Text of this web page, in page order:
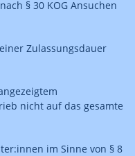
§ 30 KOG Ansuchen
Zulassungsdauer
nicht auf das gesamte
im Sinne von § 8